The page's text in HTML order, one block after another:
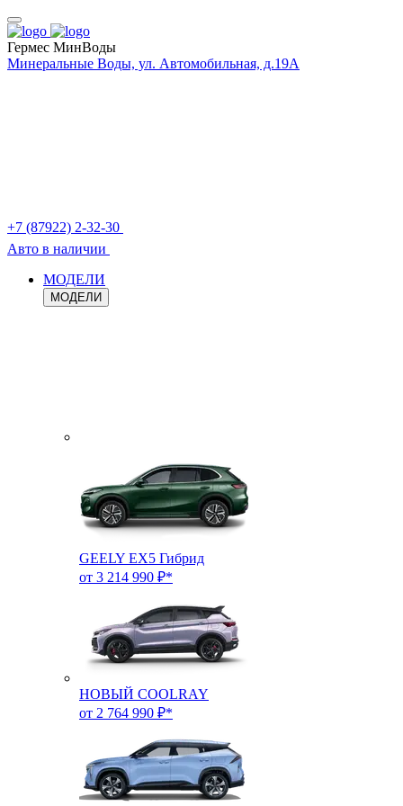
Гермес МинВоды
Минеральные Воды, ул. Автомобильная, д.19А
+7 (87922) 2-32-30
Авто в наличии
МОДЕЛИ
МОДЕЛИ
GEELY EX5 Гибрид
от 3 214 990 ₽*
НОВЫЙ COOLRAY
от 2 764 990 ₽*